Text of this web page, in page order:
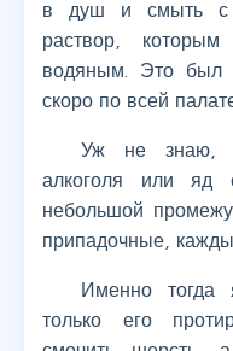
в душ и смыть с
раствор,
водяным. Это был
скоро по всей
Уж не знаю,
алкоголя или яд
небольшой
припадочные,
Именно
только его